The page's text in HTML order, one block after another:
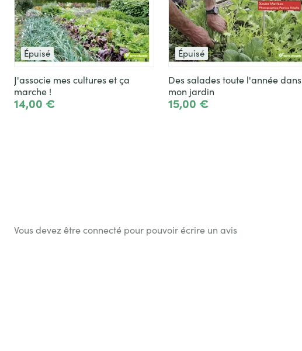
Épuisé
J'associe mes cultures et ça
marche !
14,00 €
Épuisé
Des salades toute l'année dans
mon jardin
15,00 €
Vous devez être connecté pour pouvoir écrire un avis